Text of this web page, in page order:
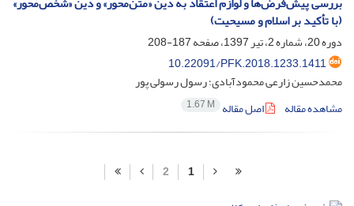
(با تأکید بر اسلام و مسیحیت)
دوره 20، شماره 2، تیر 1397، صفحه
187-208
10.22091/PFK.2018.1233.1411
محمدحسین زارعی محمودآبادی؛ رسول رسولی پور
مشاهده مقاله
اصل مقاله 1.67 M
1
2